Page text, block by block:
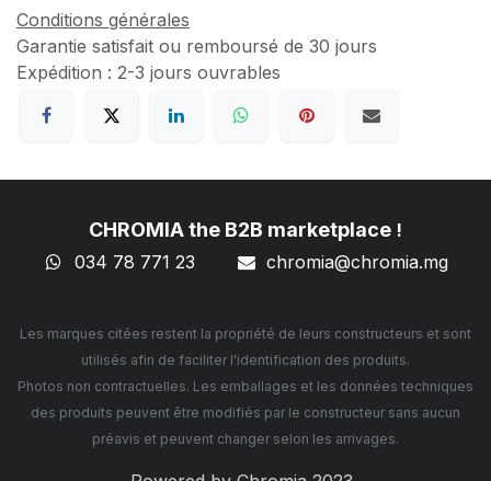
Conditions générales
Garantie satisfait ou remboursé de 30 jours
Expédition : 2-3 jours ouvrables
CHROMIA the B2B marketplace !
034 78 771 23
chromia@chromia.mg
Les marques citées restent la propriété de leurs constructeurs et sont
utilisés afin de faciliter l'identification des produits.
Photos non contractuelles. Les emballages et les données techniques
des produits peuvent être modifiés par le constructeur sans aucun
préavis et peuvent changer selon les arrivages.